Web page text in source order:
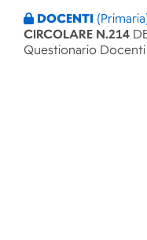
DOCENTI
CIRCOLARE N.214
Questionario Docenti